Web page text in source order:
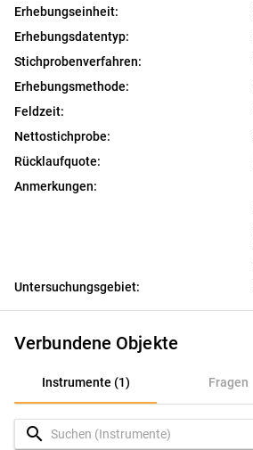
Erhebungseinheit:
Erhebungsdatentyp:
Stichprobenverfahren:
Erhebungsmethode:
Feldzeit:
Nettostichprobe:
Rücklaufquote:
Anmerkungen:
Untersuchungsgebiet:
Verbundene Objekte
Instrumente (1) Fragen
Instrumente (1)
Fragen
search